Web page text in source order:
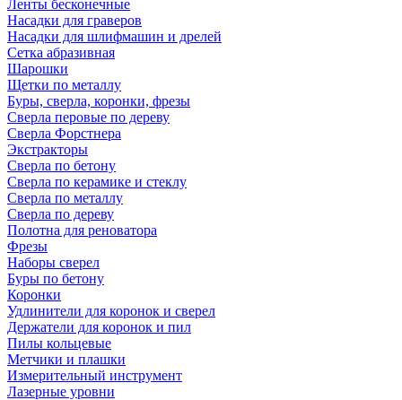
Ленты бесконечные
Насадки для граверов
Насадки для шлифмашин и дрелей
Сетка абразивная
Шарошки
Щетки по металлу
Буры, сверла, коронки, фрезы
Сверла перовые по дереву
Сверла Форстнера
Экстракторы
Сверла по бетону
Сверла по керамике и стеклу
Сверла по металлу
Сверла по дереву
Полотна для реноватора
Фрезы
Наборы сверел
Буры по бетону
Коронки
Удлинители для коронок и сверел
Держатели для коронок и пил
Пилы кольцевые
Метчики и плашки
Измерительный инструмент
Лазерные уровни